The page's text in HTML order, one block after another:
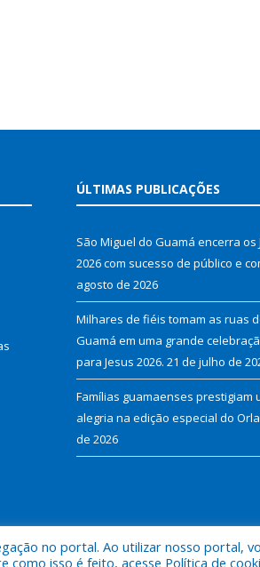
ÚLTIMAS PUBLICAÇÕES
São Miguel do Guamá encerra os
2026 com sucesso de público e
agosto de 2026
Milhares de fiéis tomam as ruas
Guamá em uma grande
para Jesus 2026. 21 de julho de
Famílias guamaenses prestigiam
alegria na edição especial do
de 2026
de São Miguel do Guamá.
no portal. Ao utilizar nosso portal,
isso é feito, acesse Política de